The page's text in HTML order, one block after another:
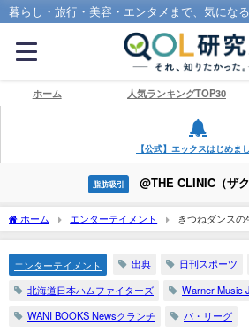
暮らし・旅行・美容・エンタメまで、気にな
ホーム 人気ランキングTOP30
【公式】エックスはじめま
脂肪吸引 @THE CLINIC（ザク
ホーム エンターテイメント
きつねダンス
まで考えた、2年越しのひらめき
エンターテイメント 出典 日刊スポーツ
北海道日本ハムファイターズ
Warner Music
WANI BOOKS Newsクランチ
パ・リーグ